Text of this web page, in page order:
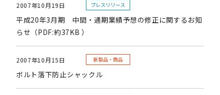
2007年10月19日 プレスリリース
平成20年3月期 中間・通期業績予想の修正に関するお知
らせ（PDF:約37KB ）
2007年10月15日 新製品・商品
ボルト落下防止シャックル